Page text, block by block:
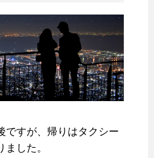
ですが、帰りはタクシー
した。